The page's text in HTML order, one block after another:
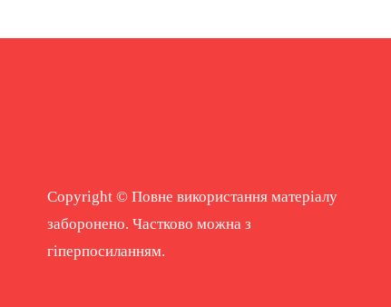
Copyright © Повне використання матеріалу
заборонено. Частково можна з
гіперпосиланням.